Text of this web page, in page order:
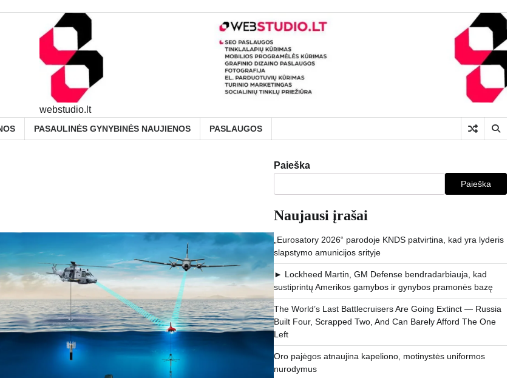
webstudio.lt
PASAULINĖS GYNYBINĖS NAUJIENOS PASLAUGOS
Paieška
Paieška
Naujausi įrašai
„Eurosatory 2026“ parodoje KNDS patvirtina, kad yra lyderis
slapstymo amunicijos srityje
► Lockheed Martin, GM Defense bendradarbiauja, kad
sustiprintų Amerikos gamybos ir gynybos pramonės bazę
The World’s Last Battlecruisers Are Going Extinct — Russia
Built Four, Scrapped Two, And Can Barely Afford The One
Left
Oro pajėgos atnaujina kapeliono, motinystės uniformos
nurodymus